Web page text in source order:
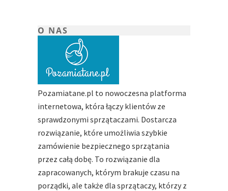
O NAS
Pozamiatane.pl to nowoczesna platforma
internetowa, która łączy klientów ze
sprawdzonymi sprzątaczami. Dostarcza
rozwiązanie, które umożliwia szybkie
zamówienie bezpiecznego sprzątania
przez całą dobę. To rozwiązanie dla
zapracowanych, którym brakuje czasu na
porządki, ale także dla sprzątaczy, którzy z